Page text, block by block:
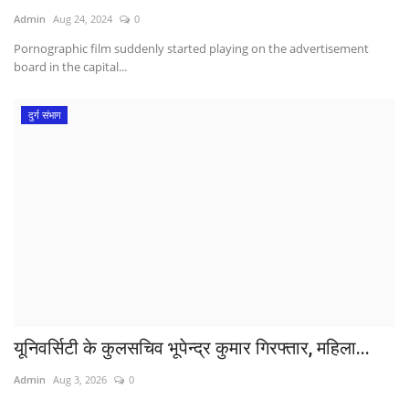
Admin Aug 24, 2024 0
Pornographic film suddenly started playing on the advertisement
board in the capital...
दुर्ग संभाग
यूनिवर्सिटी के कुलसचिव भूपेन्द्र कुमार गिरफ्तार, महिला...
Admin Aug 3, 2026 0